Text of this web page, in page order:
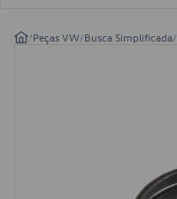
/Peças VW/Busca Simplificada/